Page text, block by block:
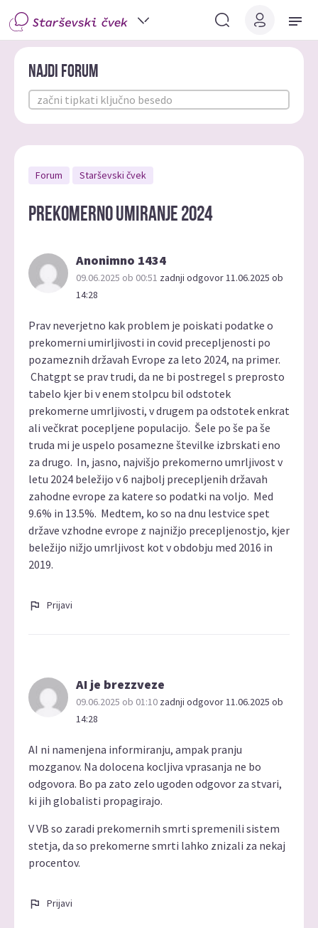
Najdi forum
Forum Starševski čvek
Prekomerno umiranje 2024
Anonimno 1434
09.06.2025 ob 00:51 zadnji odgovor 11.06.2025 ob
14:28
Prav neverjetno kak problem je poiskati podatke o
prekomerni umirljivosti in covid precepljenosti po
pozameznih državah Evrope za leto 2024, na primer.
Chatgpt se prav trudi, da ne bi postregel s preprosto
tabelo kjer bi v enem stolpcu bil odstotek
prekomerne umrljivosti, v drugem pa odstotek enkrat
ali večkrat pocepljene populacijo. Šele po še pa še
truda mi je uspelo posamezne številke izbrskati eno
za drugo. In, jasno, najvišjo prekomerno umrljivost v
letu 2024 beležijo v 6 najbolj precepljenih državah
zahodne evrope za katere so podatki na voljo. Med
9.6% in 13.5%. Medtem, ko so na dnu lestvice spet
države vzhodne evrope z najnižjo precepljenostjo, kjer
beležijo nižjo umrljivost kot v obdobju med 2016 in
2019.
Prijavi
AI je brezzveze
09.06.2025 ob 01:10 zadnji odgovor 11.06.2025 ob
14:28
AI ni namenjena informiranju, ampak pranju
mozganov. Na dolocena kocljiva vprasanja ne bo
odgovora. Bo pa zato zelo ugoden odgovor za stvari,
ki jih globalisti propagirajo.
V VB so zaradi prekomernih smrti spremenili sistem
stetja, da so prekomerne smrti lahko znizali za nekaj
procentov.
Prijavi